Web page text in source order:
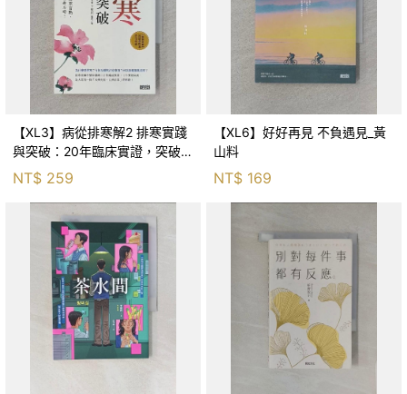
【XL3】病從排寒解2 排寒實踐
與突破：20年臨床實證，突破排
寒盲點，防治疫毒流感的中醫養
命方略！_李璧如
NT$ 259
【XL6】好好再見 不負遇見_黃
山料
NT$ 169